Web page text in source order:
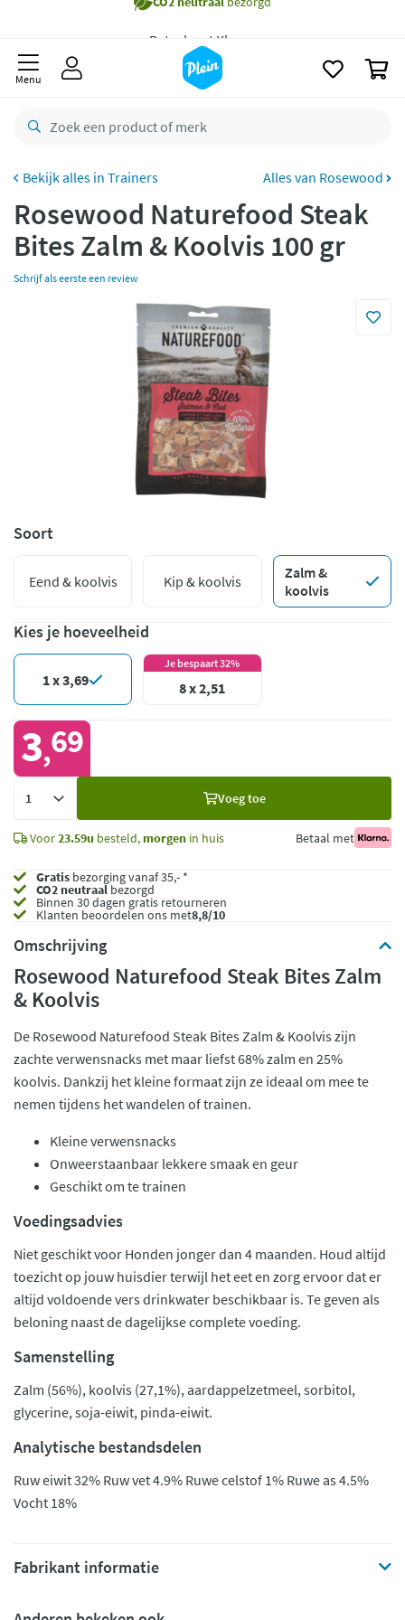
Gratisbezorging vanaf 35,- *
Bestelling uiterlijk
Gratisretourneren
Menu
Trainers Alles van Rosewood
Rosewood Naturefood Steak
Bites Zalm & Koolvis 100 gr
Schrijf als eerste een review
Soort
Eend & koolvis Kip & koolvis
Zalm &
koolvis
Kies je hoeveelheid
1 x 3,69
Je bespaart 32%
8 x 2,51
3,69
Voeg toe
Voor23.59u besteld, morgen in huis Betaal met
Gratis bezorging vanaf 35,- *
CO2 neutraalbezorgd
Binnen 30 dagen gratis retourneren
Klanten beoordelen ons met8,8/10
Omschrijving
Rosewood Naturefood Steak Bites Zalm
& Koolvis
De Rosewood Naturefood Steak Bites Zalm & Koolvis zijn
zachte verwensnacks met maar liefst 68% zalm en 25%
koolvis. Dankzij het kleine formaat zijn ze ideaal om mee te
nemen tijdens het wandelen of trainen.
Kleine verwensnacks
Onweerstaanbaar lekkere smaak en geur
Geschikt om te trainen
Voedingsadvies
Niet geschikt voor Honden jonger dan 4 maanden. Houd altijd
toezicht op jouw huisdier terwijl het eet en zorg ervoor dat er
altijd voldoende vers drinkwater beschikbaar is. Te geven als
beloning naast de dagelijkse complete voeding.
Samenstelling
Zalm (56%), koolvis (27,1%), aardappelzetmeel, sorbitol,
glycerine, soja-eiwit, pinda-eiwit.
Analytische bestandsdelen
Ruw eiwit 32% Ruw vet 4.9% Ruwe celstof 1% Ruwe as 4.5%
Vocht 18%
Fabrikant informatie